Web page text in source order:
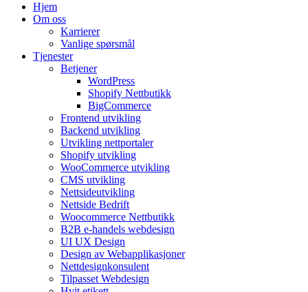
Hjem
Om oss
Karrierer
Vanlige spørsmål
Tjenester
Betjener
WordPress
Shopify Nettbutikk
BigCommerce
Frontend utvikling
Backend utvikling
Utvikling nettportaler
Shopify utvikling
WooCommerce utvikling
CMS utvikling
Nettsideutvikling
Nettside Bedrift
Woocommerce Nettbutikk
B2B e-handels webdesign
UI UX Design
Design av Webapplikasjoner
Nettdesignkonsulent
Tilpasset Webdesign